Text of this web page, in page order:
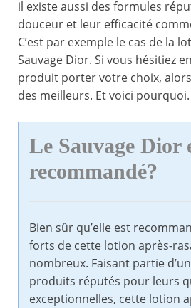
il existe aussi des formules
douceur et leur efficacité
C’est par exemple le cas de la
Sauvage Dior. Si vous hésitiez
produit porter votre choix, alors
des meilleurs. Et voici pourquoi.
Le Sauvage Dior
recommandé?
Bien sûr qu’elle est
forts de cette lotion après-
nombreux. Faisant partie
produits réputés pour leurs
exceptionnelles, cette lotion